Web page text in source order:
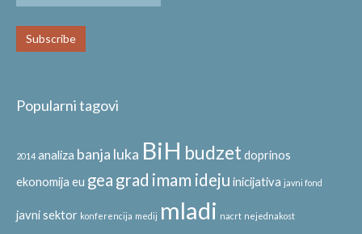
Popularni tagovi
2014 analiza banja luka BiH budzet doprinos
ekonomija eu gea grad imam ideju inicijativa javni fond
javni sektor konferencija medij mladi nacrt nejednakost